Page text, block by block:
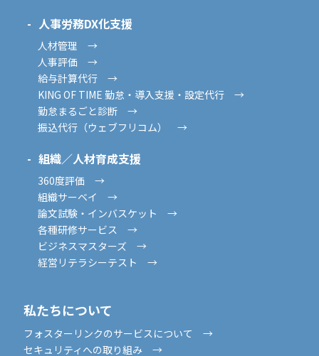
人事労務DX化支援
人材管理 →
人事評価 →
給与計算代行 →
KING OF TIME 勤怠・導入支援・設定代行 →
勤怠まるごと診断 →
振込代行（ウェブフリコム） →
組織／人材育成支援
360度評価 →
組織サーベイ →
論文試験・インバスケット →
各種研修サービス →
ビジネスマスターズ →
経営リテラシーテスト →
私たちについて
フォスターリンクのサービスについて →
セキュリティへの取り組み →